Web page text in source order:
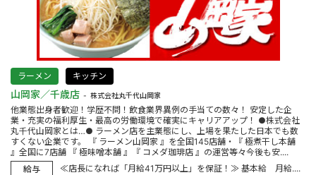
ラーメン キッチン
山岡家／千歳店 株式会社丸千代山岡家
他業態出身者歓迎！学歴不問！飲食業界異例の手当ての数々！ 安定した企
業・充実の福利厚生・最高の労働環境で確実にキャリアアップ！ ●株式会社
丸千代山岡家とは…● ラーメン店を主業態にし、上場を果たした日本でも数
すくない企業です。 『 ラーメン山岡家 』を全国145店舗・『 極煮干し本舗
』全国に7店舗 『 極味噌本舗 』『 コメダ珈琲店 』の運営等々今後も安....
給与
≪店長になれば「月給41万円以上」を保証！≫ 基本給 月給....